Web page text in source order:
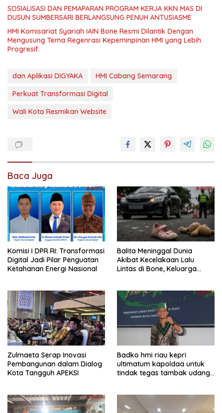
SOSIALISASI DAN PEMAPARAN PROGRAM KERJA KKN MAS DI
DUSUN SUMBERSARI BERLANGSUNG PENUH ANTUSIASME
HMI Komisariat Syariah IAIN Bone Resmi Dilantik Dengan
Mengusung Tema Regenrasi Kepeminpinan HMI yang Lebih
Progresif.
dan Aplikasi DIGYAKA
HMI Cabang Semarang
Perkuat Transformasi Digital
Wali Kota Resmikan Website
Baca Juga
Komisi I DPR RI: Transformasi
Digital Jadi Pilar Penguatan
Ketahanan Energi Nasional
Balita Meninggal Dunia
Akibat Kecelakaan Lalu
Lintas di Bone, Keluarga
Zulmaeta Serap Inovasi
Pembangunan dalam Dialog
Kota Tangguh APEKSI
Badko hmi riau kepri
ultimatum kapoldaa untuk
tindak tegas tambak udang